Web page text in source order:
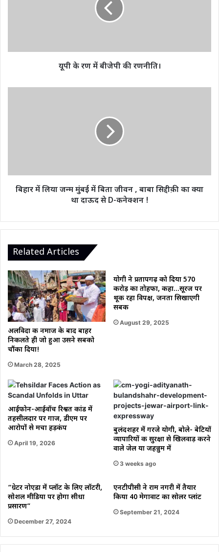
यूपी के रण में बीजेपी की रणनीति।
,
बाबा
सिद्दीक़ी
से
D-
!
बिहार में लिया जन्म मुंबई में बिता जीवन , बाबा सिद्दीक़ी का क्या
था दाऊद से D-कनेक्शन !
Related Articles
अलविदा की नमाज के बाद बाहर
निकलते ही जो हुआ उसने सबको
चौंका दिया!
March 28, 2025
योगी ने प्रतापगढ़ को दिया 570
करोड़ का तोहफा, कहा…सूरज पर
थूक रहा विपक्ष, जनता सिखाएगी
सबक
August 29, 2025
आईफोन-आईवॉच रिश्वत कांड में
तहसीलदार पर गाज, डीएम पर
आरोपों से मचा हड़कंप
April 19, 2026
बुलंदशहर में गरजे योगी, बोले- बेटियों
व्यापारियों की सुरक्षा से खिलवाड़ करने
वाले जेल या जहन्नुम में
3 weeks ago
“ग्रेटर नोएडा में प्लॉट के लिए लॉटरी,
सोशल मीडिया पर होगा सीधा
प्रसारण”
December 27, 2024
एनटीपीसी ने राम नगरी में तैयार
किया 40 मेगावाट का सोलर प्लांट
September 21, 2024